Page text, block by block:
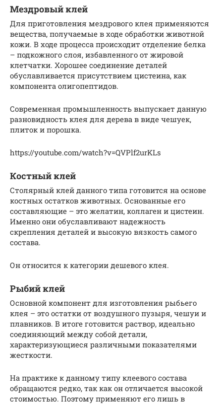
Мездровый клей
Для приготовления мездрового клея применяются
вещества, получаемые в ходе обработки животной
кожи. В ходе процесса происходит отделение белка
– подкожного слоя, избавленного от жировой
клетчатки. Хорошее соединение деталей
обуславливается присутствием цистеина, как
компонента олигопептидов.
Современная промышленность выпускает данную
разновидность клея для дерева в виде чешуек,
плиток и порошка.
https://youtube.com/watch?v=QVPlf2urKLs
Костный клей
Столярный клей данного типа готовится на основе
костных остатков животных. Основанные его
составляющие – это желатин, коллаген и цистеин.
Именно они обуславливают надежность
скрепления деталей и высокую вязкость самого
состава.
Он относится к категории дешевого клея.
Рыбий клей
Основной компонент для изготовления рыбьего
клея – это остатки от воздушного пузыря, чешуи и
плавников. В итоге готовится раствор, идеально
соединяющий между собой детали,
характеризующиеся различными показателями
жесткости.
На практике к данному типу клеевого состава
обращаются редко, так как он отличается высокой
стоимостью. Поэтому применяют его лишь в